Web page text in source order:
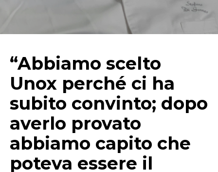
“Abbiamo scelto
Unox perché ci ha
subito convinto; dopo
averlo provato
abbiamo capito che
poteva essere il